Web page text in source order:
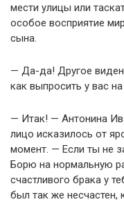
мести улицы или
особое восприятие
сына.
— Да-да! Другое
как выпросить у вас
— Итак! — Антонина
лицо исказилось от
момент. — Если ты не
Борю на нормальную
счастливого брака у
был так же несчастен,